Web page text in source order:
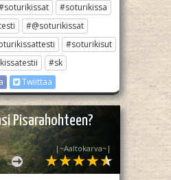
#soturikissa
#@soturikissat
#soturikisut
#sk
Twiittaa
Pisarahohteen?
|~Aaltokarva~|